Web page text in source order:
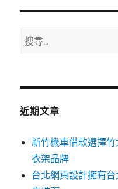
搜
尋
鍵
近期文章
新竹機車借款選擇
衣架品牌
台北網頁設計擁有